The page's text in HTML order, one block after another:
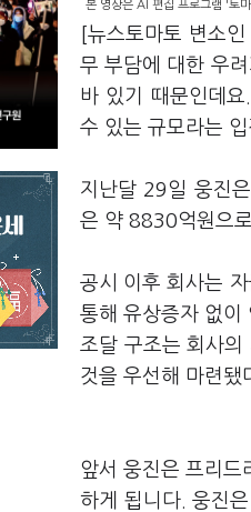
본 영상은 AI 편집 프로그램 '토
[뉴스토마토 변소인
무 부담에 대한 우
바 있기 때문인데
수 있는 규모라는 입
지난달 29일 웅진
은 약 8830억원으
공시 이후 회사는
통해 유상증자 없이
조달 구조는 회사의
것을 우선해 마련됐
앞서 웅진은 프리
하게 됩니다. 웅진